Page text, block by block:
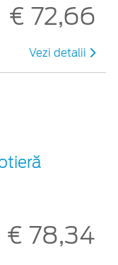
€ 72,66
Vezi detalii
€ 78,34